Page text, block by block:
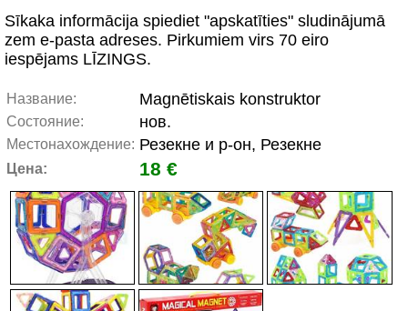
Sīkaka informācija spiediet "apskatīties" sludinājumā
zem e-pasta adreses. Pirkumiem virs 70 eiro
iespējams LĪZINGS.
Название: Magnētiskais konstruktor
Состояние: нов.
Местонахождение: Резекне и р-он, Резекне
Цена: 18 €